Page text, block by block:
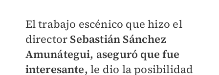
El trabajo escénico que hizo el
director Sebastián Sánchez
Amunátegui, aseguró que fue
interesante, le dio la posibilidad